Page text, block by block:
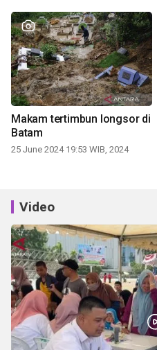
Makam tertimbun longsor di
Batam
25 June 2024 19:53 WIB, 2024
Video